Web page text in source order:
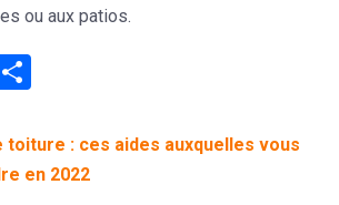
ou aux patios.
toiture : ces aides auxquelles vous
en 2022